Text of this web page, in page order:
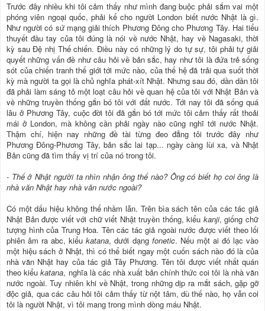
Trước đây nhiều khi tôi cảm thấy như mình đang buộc phải sắm vai một
phóng viên ngoại quốc, phải kể cho người London biết nước Nhật là gì.
Như người có sứ mạng giải thích Phương Đông cho Phương Tây. Hai tiểu
thuyết đầu tay của tôi đúng là nói về nước Nhật, hay về Nagasaki, thời
kỳ sau Đệ nhị Thế chiến. Điều này có những lý do tự sự, tôi phải tự giải
quyết những vấn đề như câu hỏi về bản sắc, hay như tôi là đứa trẻ sống
sót của chiến tranh thế giới tới mức nào, của thế hệ đã trải qua suốt thời
kỳ mà người ta gọi là chủ nghĩa phát-xít Nhật. Nhưng sau đó, dần dần tôi
đã phải làm sáng tỏ một loạt câu hỏi về quan hệ của tôi với Nhật Bản và
về những truyền thống gắn bó tôi với đất nước. Tới nay tôi đã sống quá
lâu ở Phương Tây, cuộc đời tôi đã gắn bó tới mức tôi cảm thấy rất thoải
mái ở London, mà không cần phải ngày nào cũng nghĩ tới nước Nhật.
Thậm chí, hiện nay những đề tài từng đeo đẳng tôi trước đây như
Phương Đông-Phương Tây, bản sắc lai tạp... ngày càng lùi xa, và Nhật
Bản cũng đã tìm thấy vị trí của nó trong tôi.
- Thế ở Nhật người ta nhìn nhận ông thế nào? Ông có biết họ coi ông là
nhà văn Nhật hay nhà văn nước ngoài?
Có một dấu hiệu không thể nhầm lẫn. Trên bìa sách tên của các tác giả
Nhật Bản được viết với chữ viết Nhật truyền thống, kiểu kanji, giống chữ
tượng hình của Trung Hoa. Tên các tác giả ngoài nước được viết theo lối
phiên âm ra abc, kiểukatana, dưới dạng fonetic. Nếu một ai đó lạc vào
một hiệu sách ở Nhật, thì có thể biết ngay một cuốn sách nào đó là của
nhà văn Nhật hay của tác giả Tây Phương. Tên tôi được viết nhất quán
theo kiểukatana, nghĩa là các nhà xuất bản chính thức coi tôi là nhà văn
nước ngoài. Tuy nhiên khi về Nhật, trong những dịp ra mắt sách, gặp gỡ
độc giả, qua các câu hỏi tôi cảm thấy từ nột tâm, dù thế nào, họ vẫn coi
tôi là người Nhật, vì tôi mang trong mình dòng máu Nhật.